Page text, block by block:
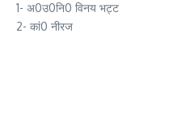
1- अ0उ0नि0 विनय भट्ट
2- कां0 नीरज